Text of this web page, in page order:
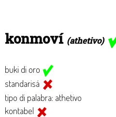
konmoví (athetivo)
buki di oro
standarisá
tipo di palabra: athetivo
kontabel